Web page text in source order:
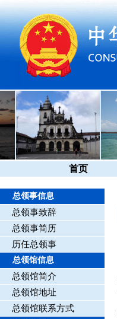
首页
总领事信息
总领事致辞
总领事简历
历任总领事
总领馆信息
总领馆简介
总领馆地址
总领馆联系方式